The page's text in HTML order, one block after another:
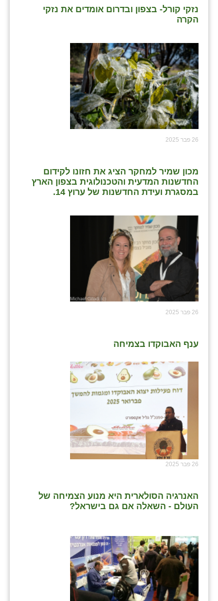
נזקי קורל- בצפון ובדרום אומדים את נזקי
הקרה
26 פבר 2025
מכון שמיר למחקר הציג את חזונו לקידום
החדשנות המדעית והטכנולוגית בצפון הארץ
במסגרת ועידת החדשנות של ערוץ 14.
26 פבר 2025
ענף האבוקדו בצמיחה
26 פבר 2025
האנרגיה הסולארית היא מנוע הצמיחה של
העולם - השאלה אם גם בישראל?
שדמה
תלמי יוסף
בוסתן הגליל